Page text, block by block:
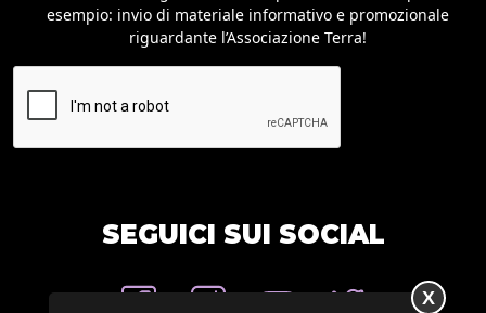
esempio: invio di materiale informativo e promozionale
riguardante l’Associazione Terra!
SEGUICI SUI SOCIAL
X